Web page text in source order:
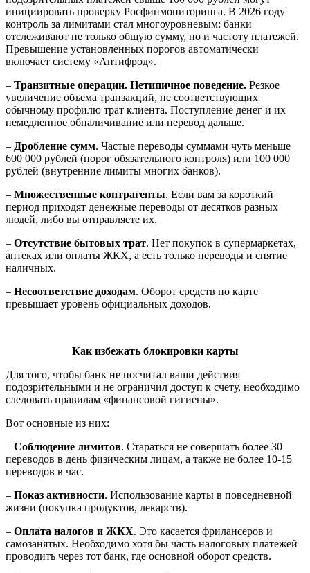
инициировать проверку Росфинмониторинга. В 2026 году
контроль за лимитами стал многоуровневым: банки
отслеживают не только общую сумму, но и частоту платежей.
Превышение установленных порогов автоматически
включает систему «Антифрод».
– Транзитные операции. Нетипичное поведение. Резкое
увеличение объема транзакций, не соответствующих
обычному профилю трат клиента. Поступление денег и их
немедленное обналичивание или перевод дальше.
– Дробление сумм. Частые переводы суммами чуть меньше
600 000 рублей (порог обязательного контроля) или 100 000
рублей (внутренние лимиты многих банков).
– Множественные контрагенты. Если вам за короткий
период приходят денежные переводы от десятков разных
людей, либо вы отправляете их.
– Отсутствие бытовых трат. Нет покупок в супермаркетах,
аптеках или оплаты ЖКХ, а есть только переводы и снятие
наличных.
– Несоответствие доходам. Оборот средств по карте
превышает уровень официальных доходов.
Как избежать блокировки карты
Для того, чтобы банк не посчитал ваши действия
подозрительными и не ограничил доступ к счету, необходимо
следовать правилам «финансовой гигиены».
Вот основные из них:
– Соблюдение лимитов. Стараться не совершать более 30
переводов в день физическим лицам, а также не более 10-15
переводов в час.
– Показ активности. Использование карты в повседневной
жизни (покупка продуктов, лекарств).
– Оплата налогов и ЖКХ. Это касается фрилансеров и
самозанятых. Необходимо хотя бы часть налоговых платежей
проводить через тот банк, где основной оборот средств.